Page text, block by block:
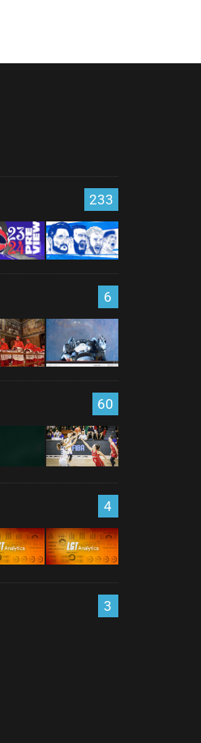
233
6
60
4
3